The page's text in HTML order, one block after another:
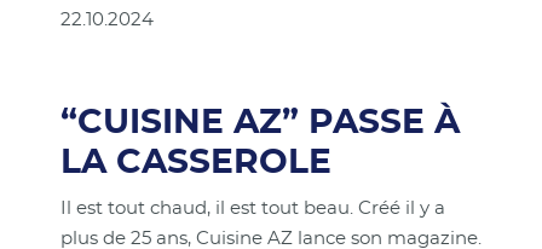
22.10.2024
“CUISINE AZ” PASSE À
LA CASSEROLE
Il est tout chaud, il est tout beau. Créé il y a
plus de 25 ans, Cuisine AZ lance son magazine.